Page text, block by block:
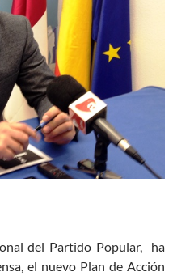
del Partido Popular, ha
el nuevo Plan de Acción